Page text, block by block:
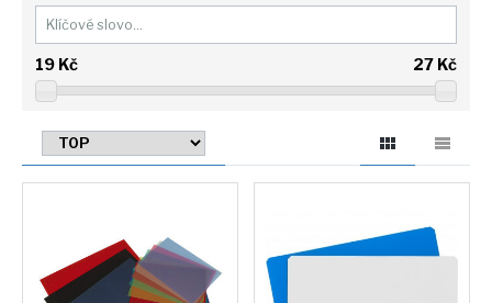
19Kč 27 Kč